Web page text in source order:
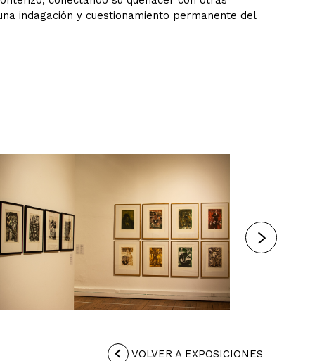
indagación y cuestionamiento permanente del
VOLVER A EXPOSICIONES